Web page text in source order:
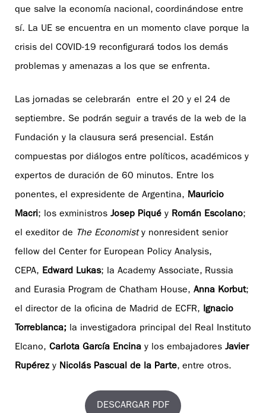
que salve la economía nacional, coordinándose entre
sí. La UE se encuentra en un momento clave porque la
crisis del COVID-19 reconfigurará todos los demás
problemas y amenazas a los que se enfrenta.
Las jornadas se celebrarán entre el 20 y el 24 de
septiembre. Se podrán seguir a través de la web de la
Fundación y la clausura será presencial. Están
compuestas por diálogos entre políticos, académicos y
expertos de duración de 60 minutos. Entre los
ponentes, el expresidente de Argentina, Mauricio
Macri; los exministros Josep Piqué y Román Escolano;
el exeditor de The Economisty nonresident senior
fellow del Center for European Policy Analysis,
CEPA, Edward Lukas; la Academy Associate, Russia
and Eurasia Program de Chatham House, Anna Korbut;
el director de la oficina de Madrid de ECFR, Ignacio
Torreblanca; la investigadora principal del Real Instituto
Elcano, Carlota García Encina y los embajadores Javier
Rupérez y Nicolás Pascual de la Parte, entre otros.
DESCARGAR PDF